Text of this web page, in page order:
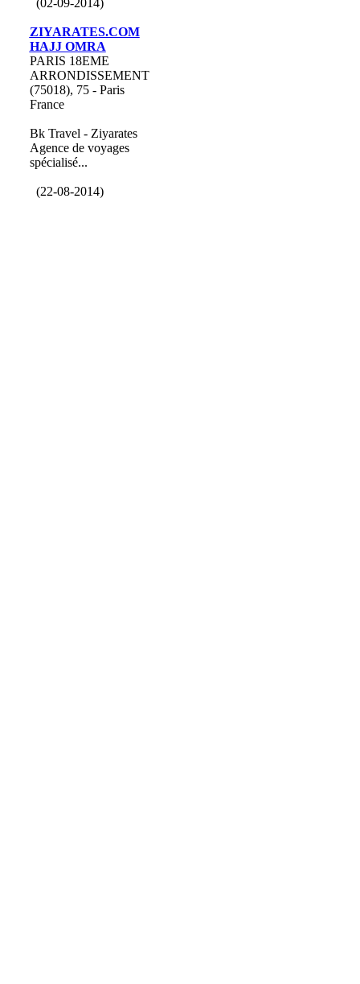
(02-09-2014)
ZIYARATES.COM
HAJJ OMRA
PARIS 18EME
ARRONDISSEMENT
(75018), 75 - Paris
France
Bk Travel - Ziyarates
Agence de voyages
spécialisé...
(22-08-2014)